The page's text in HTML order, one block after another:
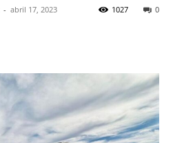
- abril 17, 2023 0
1027